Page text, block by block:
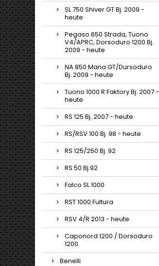
SL 750 Shiver GT Bj. 2009 -
heute
Pegaso 650 Strada, Tuono
V4/APRC, Dorsoduro 1200 Bj.
2009 - heute
NA 850 Mana GT/Dursoduro
Bj. 2009 - heute
Tuono 1000 R Faktory Bj. 2007 -
heute
RS 125 Bj. 2007 - heute
RS/RSV 100 Bj. 98 - heute
RS 125/250 Bj. 92
RS 50 Bj.92
Falco SL 1000
RST 1000 Fultura
RSV 4/R 2013 - heute
Caponord 1200 / Dorsoduro
1200
Benelli